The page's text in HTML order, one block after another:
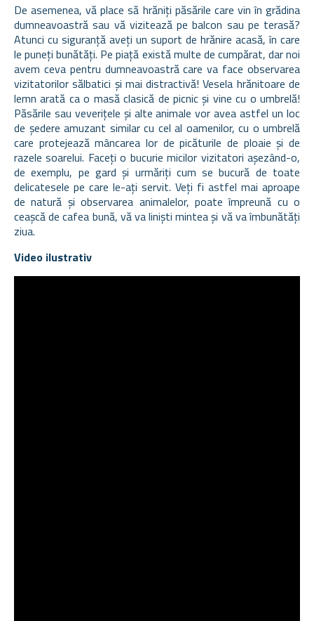
De asemenea, vă place să hrăniți păsările care vin în grădina
dumneavoastră sau vă vizitează pe balcon sau pe terasă?
Atunci cu siguranță aveți un suport de hrănire acasă, în care
le puneți bunătăți. Pe piață există multe de cumpărat, dar noi
avem ceva pentru dumneavoastră care va face observarea
vizitatorilor sălbatici și mai distractivă! Vesela hrănitoare de
lemn arată ca o masă clasică de picnic și vine cu o umbrelă!
Păsările sau veverițele și alte animale vor avea astfel un loc
de ședere amuzant similar cu cel al oamenilor, cu o umbrelă
care protejează mâncarea lor de picăturile de ploaie și de
razele soarelui. Faceți o bucurie micilor vizitatori așezând-o,
de exemplu, pe gard și urmăriți cum se bucură de toate
delicatesele pe care le-ați servit. Veți fi astfel mai aproape
de natură și observarea animalelor, poate împreună cu o
ceașcă de cafea bună, vă va liniști mintea și vă va îmbunătăți
ziua.
Video ilustrativ